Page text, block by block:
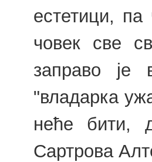
естетици, па
човек све
заправо је
"владарка
неће бити,
Сартрова